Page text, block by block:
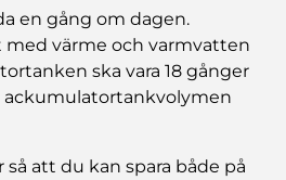
en gång om dagen.
med värme och varmvatten
ska vara 18 gånger
ackumulatortankvolymen
att du kan spara både på